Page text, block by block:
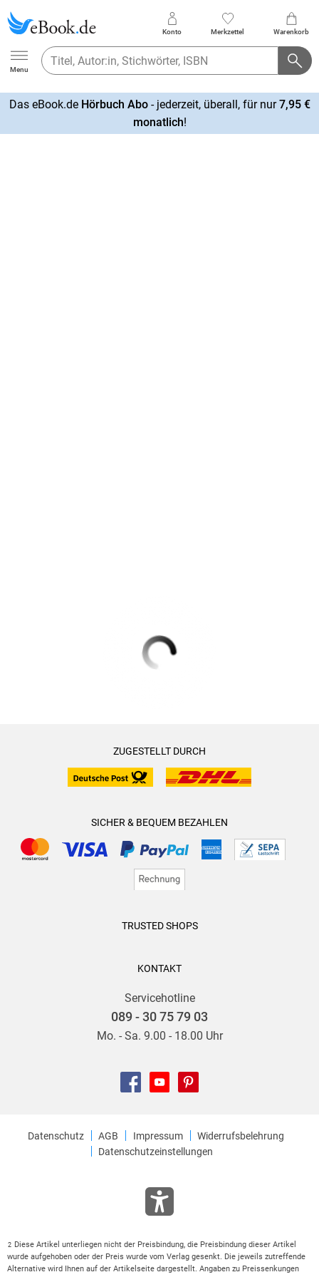
Ebook.de
Menu
Konto Merkzettel Warenkorb
Das eBook.de Hörbuch Abo- jederzeit, überall, für nur7,95 €
monatlich!
ZUGESTELLT DURCH
SICHER & BEQUEM BEZAHLEN
TRUSTED SHOPS
KONTAKT
Servicehotline
089 - 30 75 79 03
Mo. - Sa. 9.00 - 18.00 Uhr
Datenschutz AGB Impressum
Widerrufsbelehrung
Datenschutzeinstellungen
2 Diese Artikel unterliegen nicht der Preisbindung, die Preisbindung dieser Artikel
wurde aufgehoben oder der Preis wurde vom Verlag gesenkt. Die jeweils zutreffende
Alternative wird Ihnen auf der Artikelseite dargestellt. Angaben zu Preissenkungen